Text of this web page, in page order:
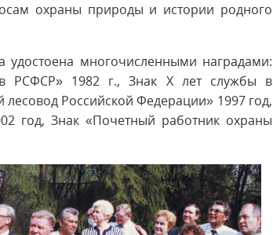
охраны природы и истории родного
многочисленными наградами:
РСФСР» 1982 г., Знак Х лет службы в
Российской Федерации» 1997 год,
год, Знак «Почетный работник охраны